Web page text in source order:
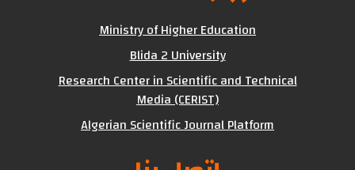
Ministry of Higher Education
Blida 2 University
Research Center in Scientific and Technical
Media (CERIST)
Algerian Scientific Journal Platform